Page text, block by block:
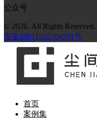
公众号
© 2026. All Rights Reserved.
安备50011202504591号
首页
案例集